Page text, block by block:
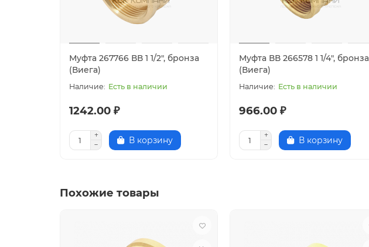
Муфта 267766 ВВ 1 1/2", бронза
(Виега)
Есть в наличии
1242.00 ₽
В корзину
Муфта ВВ 266578 1 1/4", бронза
(Виега)
Есть в наличии
966.00 ₽
В корзину
Похожие товары